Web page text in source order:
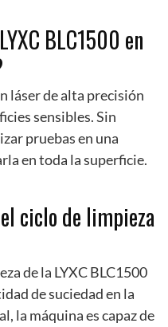
BLC1500 en
láser de alta precisión
sensibles. Sin
pruebas en una
en toda la superficie.
ciclo de limpieza
de la LYXC BLC1500
de suciedad en la
la máquina es capaz de